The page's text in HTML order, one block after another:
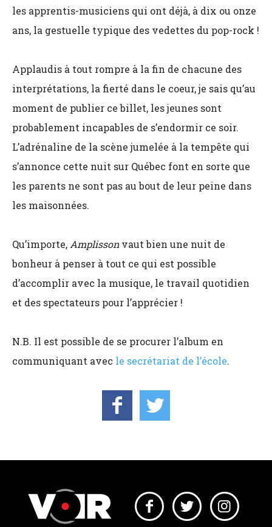
les apprentis-musiciens qui ont déjà, à dix ou onze
ans, la gestuelle typique des vedettes du pop-rock !
Applaudis à tout rompre à la fin de chacune des
interprétations, la fierté dans le coeur, je sais qu’au
moment de publier ce billet, les jeunes sont
probablement incapables de s’endormir ce soir.
L’adrénaline de la scène jumelée à la tempête qui
s’annonce cette nuit sur Québec font en sorte que
les parents ne sont pas au bout de leur peine dans
les maisonnées.
Qu’importe, Amplissonvaut bien une nuit de
bonheur à penser à tout ce qui est possible
d’accomplir avec la musique, le travail quotidien
et des spectateurs pour l’apprécier !
N.B. Il est possible de se procurer l’album en
communiquant avec le secrétariat de l’école.